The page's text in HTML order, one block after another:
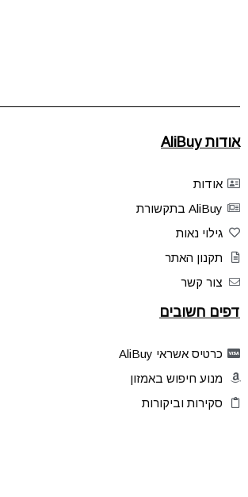
אודות AliBuy
אודות
AliBuy בתקשורת
גילוי נאות
תקנון האתר
צור קשר
דפים חשובים
כרטיס אשראי AliBuy
מנוע חיפוש באמזון
סקירות וביקורות